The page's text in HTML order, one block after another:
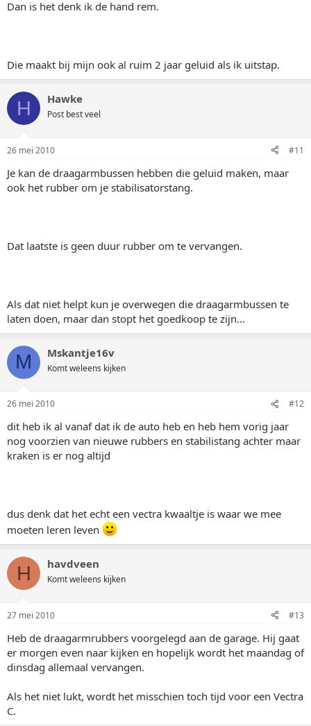
Dan is het denk ik de hand rem.
Die maakt bij mijn ook al ruim 2 jaar geluid als ik uitstap.
H Hawke
Post best veel
26 mei 2010 #11
Je kan de draagarmbussen hebben die geluid maken, maar
ook het rubber om je stabilisatorstang.
Dat laatste is geen duur rubber om te vervangen.
Als dat niet helpt kun je overwegen die draagarmbussen te
laten doen, maar dan stopt het goedkoop te zijn...
M Mskantje16v
Komt weleens kijken
26 mei 2010 #12
dit heb ik al vanaf dat ik de auto heb en heb hem vorig jaar
nog voorzien van nieuwe rubbers en stabilistang achter maar
kraken is er nog altijd
dus denk dat het echt een vectra kwaaltje is waar we mee
moeten leren leven
H havdveen
Komt weleens kijken
27 mei 2010 #13
Heb de draagarmrubbers voorgelegd aan de garage. Hij gaat
er morgen even naar kijken en hopelijk wordt het maandag of
dinsdag allemaal vervangen.
Als het niet lukt, wordt het misschien toch tijd voor een Vectra
C.